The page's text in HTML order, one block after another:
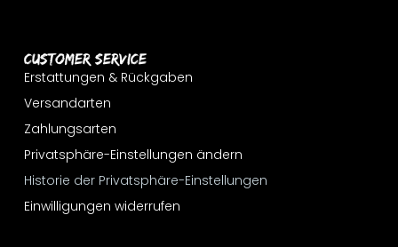
Customer Service
Erstattungen & Rückgaben
Versandarten
Zahlungsarten
Privatsphäre-Einstellungen ändern
Historie der Privatsphäre-Einstellungen
Einwilligungen widerrufen